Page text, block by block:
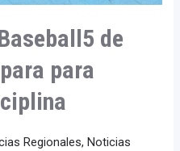
de
para
Regionales, Noticias